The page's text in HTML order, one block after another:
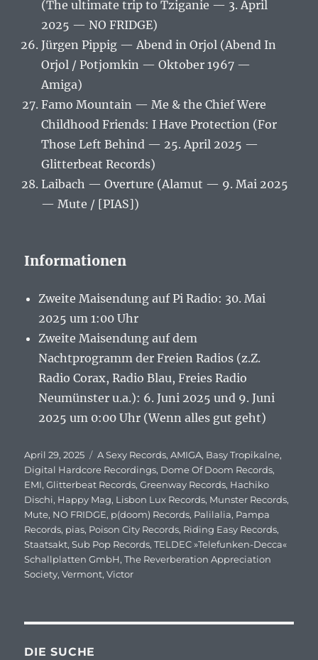
(The ultimate trip to Tziganie — 3. April
2025 — NO FRIDGE)
Jürgen Pippig — Abend in Orjol (Abend In
Orjol / Potjomkin — Oktober 1967 —
Amiga)
Famo Mountain — Me & the Chief Were
Childhood Friends: I Have Protection (For
Those Left Behind — 25. April 2025 —
Glitterbeat Records)
Laibach — Overture (Alamut — 9. Mai 2025
— Mute / [PIAS])
Informationen
Zweite Maisendung auf Pi Radio: 30. Mai
2025 um 1:00 Uhr
Zweite Maisendung auf dem
Nachtprogramm der Freien Radios (z.Z.
Radio Corax, Radio Blau, Freies Radio
Neumünster u.a.): 6. Juni 2025 und 9. Juni
2025 um 0:00 Uhr (Wenn alles gut geht)
Veröffentlicht
am
April 29, 2025 Schlagwörter
A Sexy Records,AMIGA, Basy Tropikalne,
Digital Hardcore Recordings, Dome Of Doom Records,
EMI,Glitterbeat Records,Greenway Records, Hachiko
Dischi, Happy Mag, Lisbon Lux Records, Munster Records,
Mute, NO FRIDGE, p(doom) Records, Palilalia, Pampa
Records, pias, Poison City Records, Riding Easy Records,
Staatsakt,Sub Pop Records,TELDEC »Telefunken-Decca«
Schallplatten GmbH,The Reverberation Appreciation
Society,Vermont,Victor
DIE SUCHE